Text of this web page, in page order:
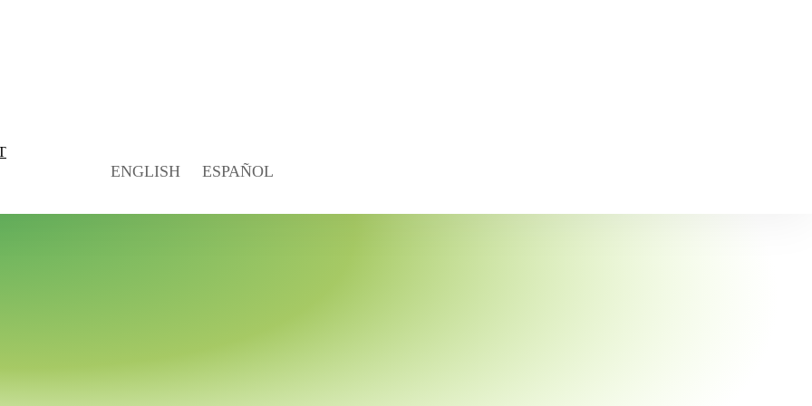
ENGLISH ESPAÑOL